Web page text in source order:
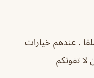
. ‏عندهم خيارات
لا تفوتكم